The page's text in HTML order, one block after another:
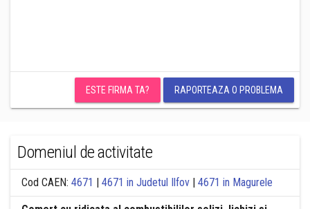
ESTE FIRMA TA? RAPORTEAZA O PROBLEMA
Domeniul de activitate
Cod CAEN: 4671 | 4671 in Judetul Ilfov | 4671 in Magurele